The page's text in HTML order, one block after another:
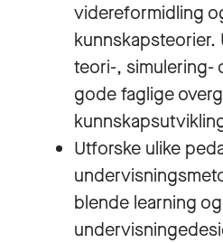
videreformidling
kunnskapsteorier.
teori-, simulering-
gode faglige
Utforske ulike
blende learning